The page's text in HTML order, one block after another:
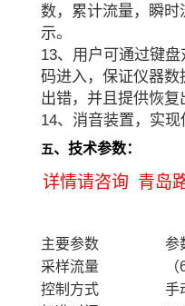
数，累计流量，瞬时
示。
13、用户可通过键
码进入，保证仪器
出错，并且提供恢复
14、消音装置，实
五、技术参数：
详情请咨询 青岛
主要参数 参
采样流量
控制方式
手